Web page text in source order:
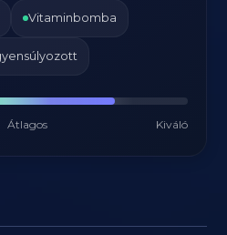
Vitaminbomba
Átlagos Kiváló